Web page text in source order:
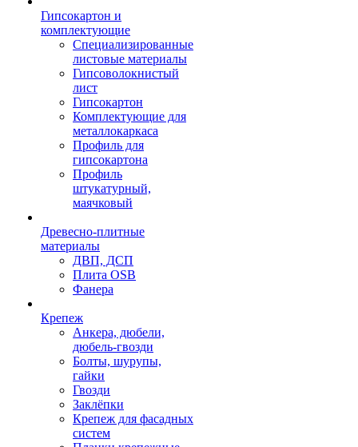
Гипсокартон и
комплектующие
Специализированные
листовые материалы
Гипсоволокнистый
лист
Гипсокартон
Комплектующие для
металлокаркаса
Профиль для
гипсокартона
Профиль
штукатурный,
маячковый
Древесно-плитные
материалы
ДВП, ДСП
Плита OSB
Фанера
Крепеж
Анкера, дюбели,
дюбель-гвозди
Болты, шурупы,
гайки
Гвозди
Заклёпки
Крепеж для фасадных
систем